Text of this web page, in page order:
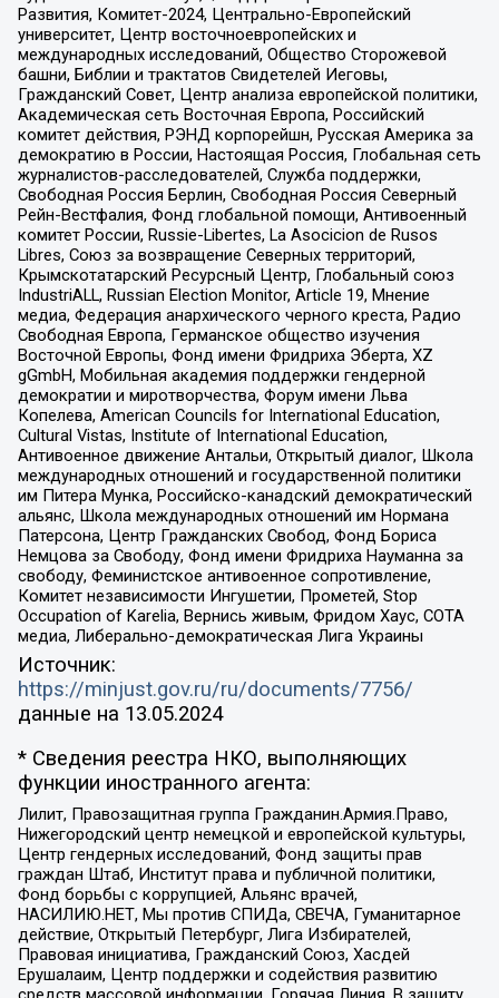
Развития, Комитет-2024, Центрально-Европейский
университет, Центр восточноевропейских и
международных исследований, Общество Сторожевой
башни, Библии и трактатов Свидетелей Иеговы,
Гражданский Совет, Центр анализа европейской политики,
Академическая сеть Восточная Европа, Российский
комитет действия, РЭНД корпорейшн, Русская Америка за
демократию в России, Настоящая Россия, Глобальная сеть
журналистов-расследователей, Служба поддержки,
Свободная Россия Берлин, Свободная Россия Северный
Рейн-Вестфалия, Фонд глобальной помощи, Антивоенный
комитет России, Russie-Libertes, La Asocicion de Rusos
Libres, Союз за возвращение Северных территорий,
Крымскотатарский Ресурсный Центр, Глобальный союз
IndustriALL, Russian Election Monitor, Article 19, Мнение
медиа, Федерация анархического черного креста, Радио
Свободная Европа, Германское общество изучения
Восточной Европы, Фонд имени Фридриха Эберта, XZ
gGmbH, Мобильная академия поддержки гендерной
демократии и миротворчества, Форум имени Льва
Копелева, American Councils for International Education,
Cultural Vistas, Institute of International Education,
Антивоенное движение Антальи, Открытый диалог, Школа
международных отношений и государственной политики
им Питера Мунка, Российско-канадский демократический
альянс, Школа международных отношений им Нормана
Патерсона, Центр Гражданских Свобод, Фонд Бориса
Немцова за Свободу, Фонд имени Фридриха Науманна за
свободу, Феминистское антивоенное сопротивление,
Комитет независимости Ингушетии, Прометей, Stop
Occupation of Karelia, Вернись живым, Фридом Хаус, СОТА
медиа, Либерально-демократическая Лига Украины
Источник:
https://minjust.gov.ru/ru/documents/7756/
данные на 13.05.2024
* Сведения реестра НКО, выполняющих
функции иностранного агента:
Лилит, Правозащитная группа Гражданин.Армия.Право,
Нижегородский центр немецкой и европейской культуры,
Центр гендерных исследований, Фонд защиты прав
граждан Штаб, Институт права и публичной политики,
Фонд борьбы с коррупцией, Альянс врачей,
НАСИЛИЮ.НЕТ, Мы против СПИДа, СВЕЧА, Гуманитарное
действие, Открытый Петербург, Лига Избирателей,
Правовая инициатива, Гражданский Союз, Хасдей
Ерушалаим, Центр поддержки и содействия развитию